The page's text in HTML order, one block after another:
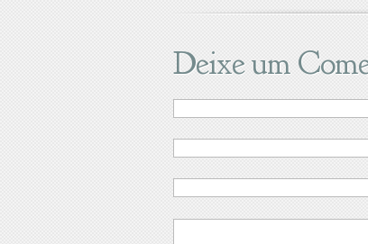
Deixe um